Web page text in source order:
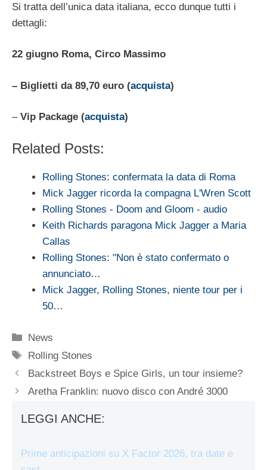
Si tratta dell’unica data italiana, ecco dunque tutti i
dettagli:
22 giugno Roma, Circo Massimo
– Biglietti da 89,70 euro (acquista)
– Vip Package (acquista)
Related Posts:
Rolling Stones: confermata la data di Roma
Mick Jagger ricorda la compagna L'Wren Scott
Rolling Stones - Doom and Gloom - audio
Keith Richards paragona Mick Jagger a Maria
Callas
Rolling Stones: "Non è stato confermato o
annunciato…
Mick Jagger, Rolling Stones, niente tour per i
50…
Categorie
News
Tag
Rolling Stones
Backstreet Boys e Spice Girls, un tour insieme?
Aretha Franklin: nuovo disco con André 3000
LEGGI ANCHE:
Prime anticipazioni su X Factor 2026, tra date e